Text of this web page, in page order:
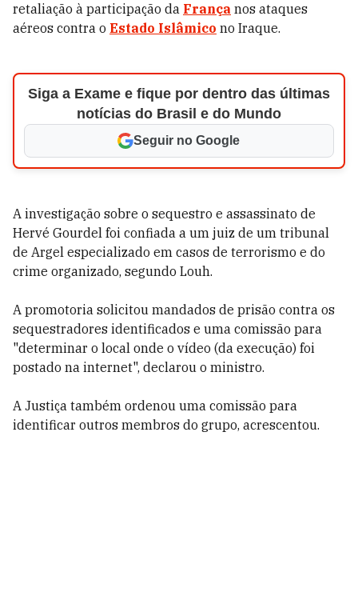
retaliação à participação da França nos ataques
aéreos contra o Estado Islâmico no Iraque.
Siga a Exame e fique por dentro das últimas
notícias do Brasil e do Mundo
Seguir no Google
A investigação sobre o sequestro e assassinato de
Hervé Gourdel foi confiada a um juiz de um tribunal
de Argel especializado em casos de terrorismo e do
crime organizado, segundo Louh.
A promotoria solicitou mandados de prisão contra os
sequestradores identificados e uma comissão para
"determinar o local onde o vídeo (da execução) foi
postado na internet", declarou o ministro.
A Justiça também ordenou uma comissão para
identificar outros membros do grupo, acrescentou.